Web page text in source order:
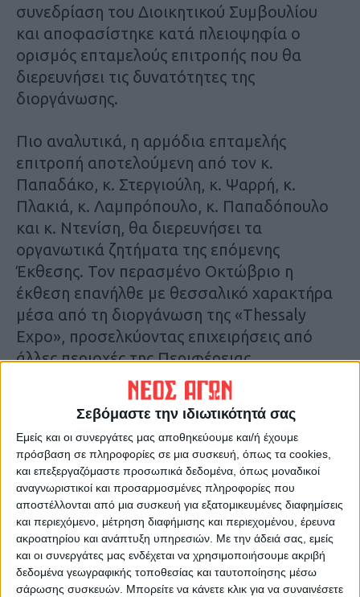
Σεβόμαστε την ιδιωτικότητά σας
Εμείς και οι συνεργάτες μας αποθηκεύουμε και/ή έχουμε
πρόσβαση σε πληροφορίες σε μια συσκευή, όπως τα cookies,
και επεξεργαζόμαστε προσωπικά δεδομένα, όπως μοναδικοί
αναγνωριστικοί και προσαρμοσμένες πληροφορίες που
αποστέλλονται από μια συσκευή για εξατομικευμένες διαφημίσεις
και περιεχόμενο, μέτρηση διαφήμισης και περιεχομένου, έρευνα
ακροατηρίου και ανάπτυξη υπηρεσιών. Με την άδειά σας, εμείς
και οι συνεργάτες μας ενδέχεται να χρησιμοποιήσουμε ακριβή
δεδομένα γεωγραφικής τοποθεσίας και ταυτοποίησης μέσω
σάρωσης συσκευών. Μπορείτε να κάνετε κλικ για να συναινέσετε
συνεδρίαση του Διοικητικού Συμβουλίου
και αποφασίστηκε κατά πλειοψηφία ο
ορισμός επταμελούς επιτροπής που θα
διερευνήσει τις δυνατότητες της
διοργάνωσης.
Πιο αναλυτικά, η αρμόδια επταμελής
επιτροπή αποτελούμενη από τον κ.
Παπαδάκο, κ. Στεργιούλη, κ. Ψαρρή, κ.
Πλακιά, κ. Λαμπρόπουλο, κ. Παπαδόπουλο
και κ. Ντενίση, θα διερευνήσει τα
οργανωτικά ζητήματα της επόμενης
Έκθεσης. Τον περασμένο Οκτώβριο η
έκθεση επανήλθε με θεσσαλικό χαρακτήρα
μέσα από τη διοργάνωση της «Τhessaly
Expo», προσελκύοντας επιχειρήσεις από
άλλες περιοχές της Περιφέρειας.
Αναλυτικότερα στην έντυπη έκδοση του Νέου
Τελευταίες Ειδήσεις Σήμερα
Ακολούθησε την εφημερίδα ΝΕΟΣ
ΑΓΩΝ στο Google News!
Όλες οι εξελίξεις στην περιοχή της
Καρδίτσας και ευρύτερα της Θεσσαλίας